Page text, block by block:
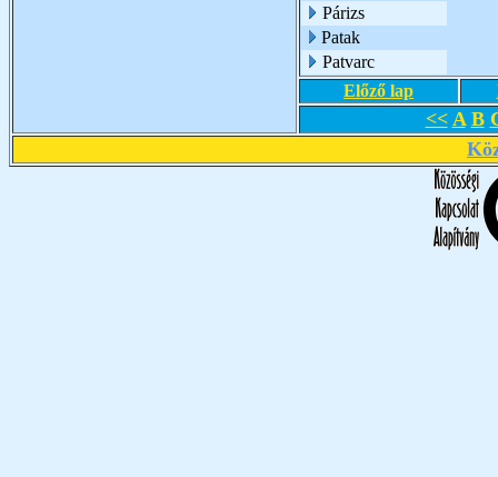
Párizs
Patak
Patvarc
Előző lap
<< A B